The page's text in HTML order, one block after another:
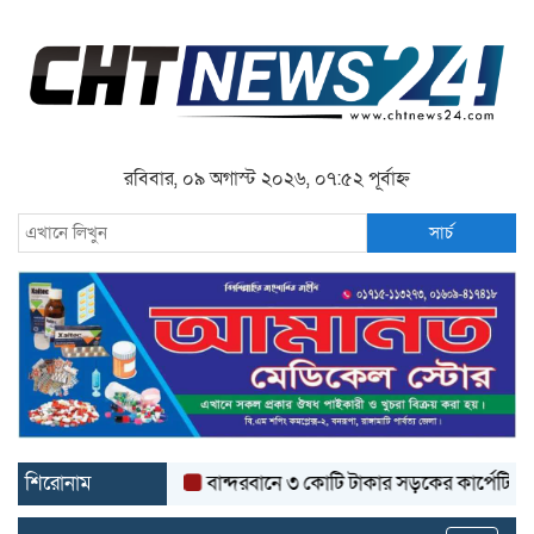
রবিবার, ০৯ অগাস্ট ২০২৬, ০৭:৫২ পূর্বাহ্ন
সার্চ
শিরোনাম বান্দরবানে ৩ কোটি টাকার সড়কের কার্পেটিং উঠে